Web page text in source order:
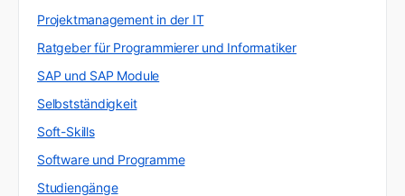
Projektmanagement in der IT
Ratgeber für Programmierer und Informatiker
SAP und SAP Module
Selbstständigkeit
Soft-Skills
Software und Programme
Studiengänge